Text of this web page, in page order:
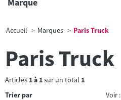
Accueil Marques Paris Truck
Paris Truck
Articles 1à 1sur un total 1
Trier par
Voir :